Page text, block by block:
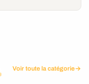
Voir toute la catégorie